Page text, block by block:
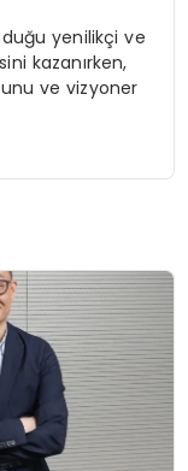
yenilikçi ve
kazanırken,
ve vizyoner